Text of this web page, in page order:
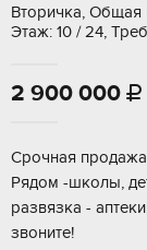
Вторичка, Общая
Этаж: 10 / 24,
2 900 000 
Срочная
Рядом -школы,
развязка -
звоните!